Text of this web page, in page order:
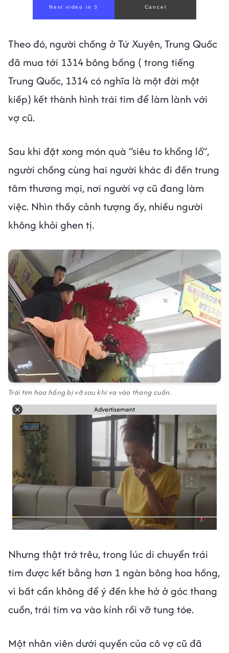
Next video in 1 Cancel
Theo đó, người chồng ở Tứ Xuyên, Trung Quốc
đã mua tới 1314 bông bồng ( trong tiếng
Trung Quốc, 1314 có nghĩa là một đời một
kiếp) kết thành hình trái tim để làm lành với
vợ cũ.
Sau khi đặt xong món quà “siêu to khổng lồ”,
người chồng cùng hai người khác đi đến trung
tâm thương mại, nơi người vợ cũ đang làm
việc. Nhìn thấy cảnh tượng ấy, nhiều người
không khỏi ghen tị.
Trái tim hoa hồng bị vỡ sau khi va vào thang cuốn.
Advertisement
Nhưng thật trớ trêu, trong lúc di chuyển trái
tim được kết bằng hơn 1 ngàn bông hoa hồng,
vì bất cẩn không để ý đến khe hở ở góc thang
cuốn, trái tim va vào kính rồi vỡ tung tóe.
Một nhân viên dưới quyền của cô vợ cũ đã